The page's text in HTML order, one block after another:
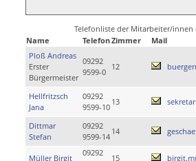
Telefonliste der Mitarbeiter/innen
Name
TelefonZimmer
Mail
Ploß Andreas
Erster
Bürgermeister
09292
9599-0
12
Hellfritzsch
Jana
09292
9599-10
13
Dittmar
Stefan
09292
9599-14
14
Müller Birgit
09292
15